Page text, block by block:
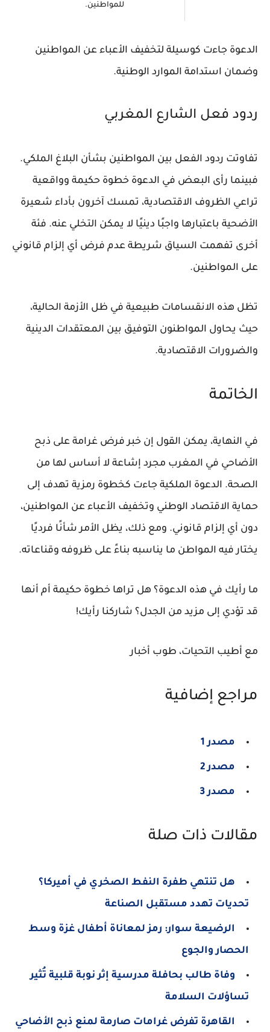
للمواطنين.
الدعوة جاءت كوسيلة لتخفيف الأعباء عن المواطنين
وضمان استدامة الموارد الوطنية.
ردود فعل الشارع المغربي
تفاوتت ردود الفعل بين المواطنين بشأن البلاغ الملكي.
فبينما رأى البعض في الدعوة خطوة حكيمة وواقعية
تراعي الظروف الاقتصادية، تمسك آخرون بأداء شعيرة
الأضحية باعتبارها واجبًا دينيًا لا يمكن التخلي عنه. فئة
أخرى تفهمت السياق شريطة عدم فرض أي إلزام قانوني
على المواطنين.
تظل هذه الانقسامات طبيعية في ظل الأزمة الحالية،
حيث يحاول المواطنون التوفيق بين المعتقدات الدينية
والضرورات الاقتصادية.
الخاتمة
في النهاية، يمكن القول إن خبر فرض غرامة على ذبح
الأضاحي في المغرب مجرد إشاعة لا أساس لها من
الصحة. الدعوة الملكية جاءت كخطوة رمزية تهدف إلى
حماية الاقتصاد الوطني وتخفيف الأعباء عن المواطنين،
دون أي إلزام قانوني. ومع ذلك، يظل الأمر شأنًا فرديًا
يختار فيه المواطن ما يناسبه بناءً على ظروفه وقناعاته.
ما رأيك في هذه الدعوة؟ هل تراها خطوة حكيمة أم أنها
قد تؤدي إلى مزيد من الجدل؟ شاركنا رأيك!
مع أطيب التحيات، طوب أخبار
مراجع إضافية
مصدر 1
مصدر 2
مصدر 3
مقالات ذات صلة
هل تنتهي طفرة النفط الصخري في أميركا؟
تحديات تهدد مستقبل الصناعة
الرضيعة سوار: رمز لمعاناة أطفال غزة وسط
الحصار والجوع
وفاة طالب بحافلة مدرسية إثر نوبة قلبية تُثير
تساؤلات السلامة
القاهرة تفرض غرامات صارمة لمنع ذبح الأضاحي